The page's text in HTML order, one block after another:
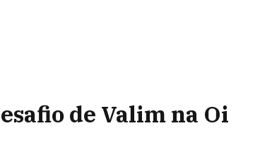
de Valim na Oi